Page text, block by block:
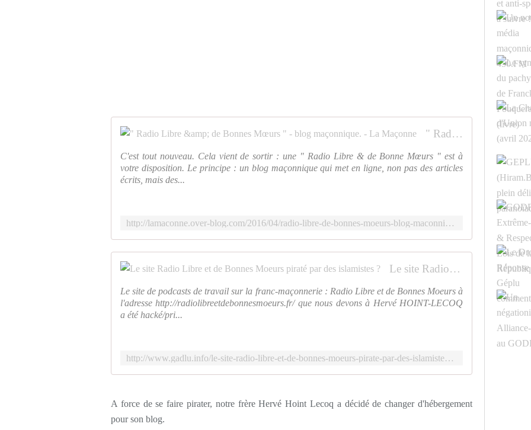
" Radio Libre &amp; de Bonnes Mœurs " - blog maçonnique. - La Maçonne
C'est tout nouveau. Cela vient de sortir : une " Radio Libre & de Bonne Mœurs " est à
votre disposition. Le principe : un blog maçonnique qui met en ligne, non pas des articles
écrits, mais des...
http://lamaconne.over-blog.com/2016/04/radio-libre-de-bonnes-moeurs-blog-maconnique.html
Le site Radio Libre et de Bonnes Moeurs piraté par des islamistes ?
Le site de podcasts de travail sur la franc-maçonnerie : Radio Libre et de Bonnes Moeurs à
l'adresse http://radiolibreetdebonnesmoeurs.fr/ que nous devons à Hervé HOINT-LECOQ
a été hacké/pri...
http://www.gadlu.info/le-site-radio-libre-et-de-bonnes-moeurs-pirate-par-des-islamistes.html
A force de se faire pirater, notre frère Hervé Hoint Lecoq a décidé de changer d'hébergement
pour son blog.